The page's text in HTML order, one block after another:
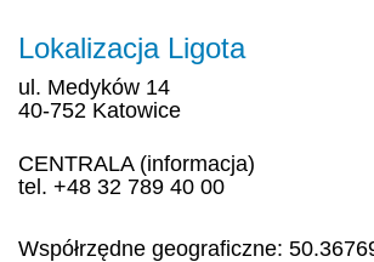
Lokalizacja Ligota
ul. Medyków 14
40-752 Katowice
CENTRALA (informacja)
tel. +48 32 789 40 00
Współrzędne geograficzne: